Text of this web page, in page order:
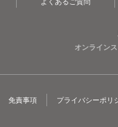
オンライン
免責事項 プライバシーポリ